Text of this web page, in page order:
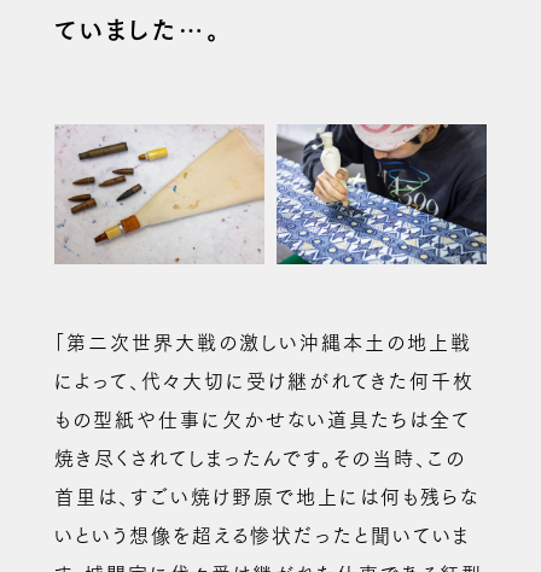
ていました…。
「第二次世界大戦の激しい沖縄本土の地上戦
によって、代々大切に受け継がれてきた何千枚
もの型紙や仕事に欠かせない道具たちは全て
焼き尽くされてしまったんです。その当時、この
首里は、すごい焼け野原で地上には何も残らな
いという想像を超える惨状だったと聞いていま